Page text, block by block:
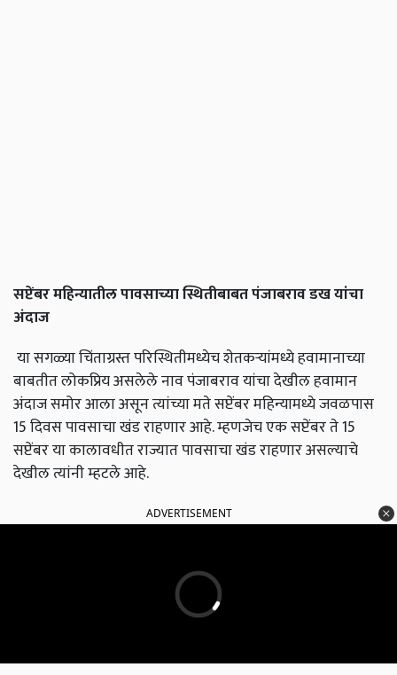
सप्टेंबरमहिन्यातीलपावसाच्यास्थितीबाबतपंजाबरावडखयांचा
अंदाज
या सगळ्या चिंताग्रस्त परिस्थितीमध्येच शेतकऱ्यांमध्ये हवामानाच्या
बाबतीत लोकप्रिय असलेले नाव पंजाबराव यांचा देखील हवामान
अंदाज समोर आला असून त्यांच्या मते सप्टेंबर महिन्यामध्ये जवळपास
15 दिवस पावसाचा खंड राहणार आहे. म्हणजेच एक सप्टेंबर ते 15
सप्टेंबर या कालावधीत राज्यात पावसाचा खंड राहणार असल्याचे
देखील त्यांनी म्हटले आहे.
ADVERTISEMENT